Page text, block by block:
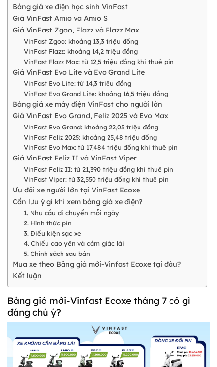
Bảng giá xe điện học sinh VinFast
Giá VinFast Amio và Amio S
Giá VinFast Zgoo, Flazz và Flazz Max
VinFast Zgoo: khoảng 13,3 triệu đồng
VinFast Flazz: khoảng 14,2 triệu đồng
VinFast Flazz Max: từ 12,5 triệu đồng khi thuê pin
Giá VinFast Evo Lite và Evo Grand Lite
VinFast Evo Lite: từ 14,3 triệu đồng
VinFast Evo Grand Lite: khoảng 16,5 triệu đồng
Bảng giá xe máy điện VinFast cho người lớn
Giá VinFast Evo Grand, Feliz 2025 và Evo Max
VinFast Evo Grand: khoảng 22,05 triệu đồng
VinFast Feliz 2025: khoảng 25,48 triệu đồng
VinFast Evo Max: từ 17,484 triệu đồng khi thuê pin
Giá VinFast Feliz II và VinFast Viper
VinFast Feliz II: từ 21,390 triệu đồng khi thuê pin
VinFast Viper: từ 32,550 triệu đồng khi thuê pin
Ưu đãi xe người lớn tại VinFast Ecoxe
Cần lưu ý gì khi xem bảng giá xe điện?
1. Nhu cầu di chuyển mỗi ngày
2. Hình thức pin
3. Điều kiện sạc xe
4. Chiều cao yên và cảm giác lái
5. Chính sách sau bán
Mua xe theo Bảng giá mới-Vinfast Ecoxe tại đâu?
Kết luận
Bảng giá mới-Vinfast Ecoxe tháng 7 có gì
đáng chú ý?